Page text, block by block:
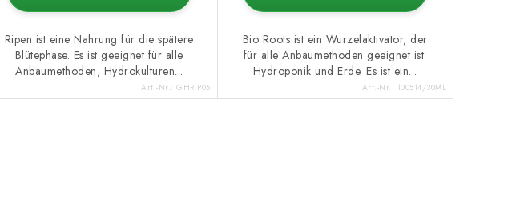
Ripen ist eine Nahrung für die spätere
Blütephase. Es ist geeignet für alle
Anbaumethoden, Hydrokulturen...
Art.-Nr.: GHRIP05
Bio Roots ist ein Wurzelaktivator, der
für alle Anbaumethoden geeignet ist:
Hydroponik und Erde. Es ist ein...
Art.-Nr.: 100514/30ML